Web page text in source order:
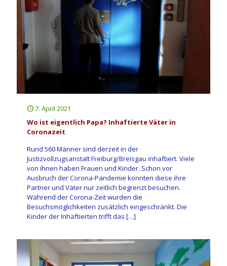
7. April 2021
Wo ist eigentlich Papa? Inhaftierte Väter in
Coronazeit
Rund 560 Männer sind derzeit in der
Justizvollzugsanstalt Freiburg/Breisgau inhaftiert. Viele
von ihnen haben Frauen und Kinder. Schon vor
Ausbruch der Corona-Pandemie konnten diese ihre
Partner und Väter nur zeitlich begrenzt besuchen.
Während der Corona-Zeit wurden die
Besuchsmöglichkeiten zusätzlich eingeschränkt. Die
Kinder der Inhaftierten trifft das […]